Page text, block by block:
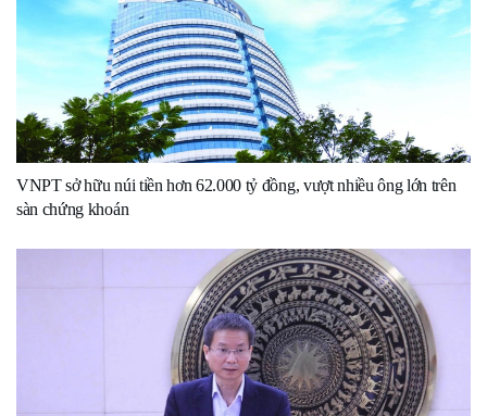
VNPT sở hữu núi tiền hơn 62.000 tỷ đồng, vượt nhiều ông lớn trên
sàn chứng khoán